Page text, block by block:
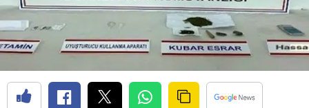
Çorum
Denizli
Edirne